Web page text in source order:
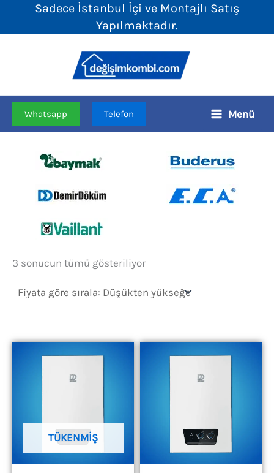
Sadece İstanbul İçi ve Montajlı Satış
Yapılmaktadır.
Whatsapp Telefon Menü
3 sonucun tümü gösteriliyorFiyata
düşükten
TÜKENMIŞ